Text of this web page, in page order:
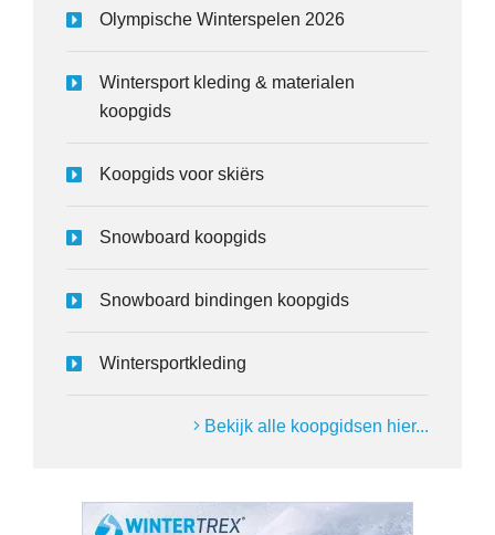
Olympische Winterspelen 2026
Wintersport kleding & materialen
koopgids
Koopgids voor skiërs
Snowboard koopgids
Snowboard bindingen koopgids
Wintersportkleding
Bekijk alle koopgidsen hier...